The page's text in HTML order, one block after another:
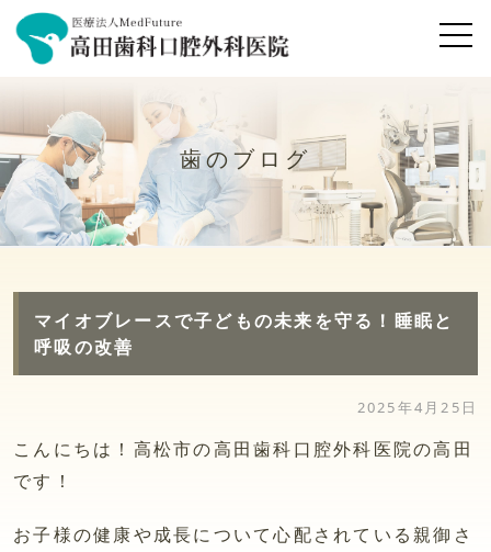
歯のブログ
マイオブレースで子どもの未来を守る！睡眠と
呼吸の改善
2025年4月25日
こんにちは！高松市の高田歯科口腔外科医院の高田
です！
お子様の健康や成長について心配されている親御さ